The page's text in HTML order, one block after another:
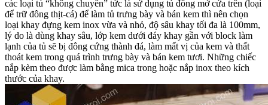
các loại tủ “không chuyên” tức là sử dụng tủ đông mở cửa trên (loại
để trữ đông thịt-cá) để làm tủ trưng bày và bán kem thì nên chọn
loại khay đựng kem inox vừa và nhỏ, độ sâu khay tối đa là 100mm,
lý do là dùng khay sâu, lớp kem dưới đáy khay gần với block làm
lạnh của tủ sẽ bị đông cứng thành đá, làm mất vị của kem và thất
thoát kem trong quá trình trưng bày và bán kem tươi. Những chiếc
nắp kèm theo được làm bằng mica trong hoặc nắp inox theo kích
thước của khay.